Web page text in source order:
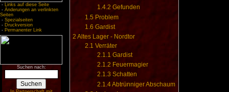
- Links auf diese Seite
- Änderungen an verlinkten
Seiten
- Spezialseiten
- Druckversion
- Permanenter Link
Suchen nach:
1.4.2 Gefunden
1.5 Problem
1.6 Gardist
2 Altes Lager - Nordtor
2.1 Verräter
2.1.1 Gardist
2.1.2 Feuermagier
2.1.3 Schatten
2.1.4Abtrünniger Abschaum